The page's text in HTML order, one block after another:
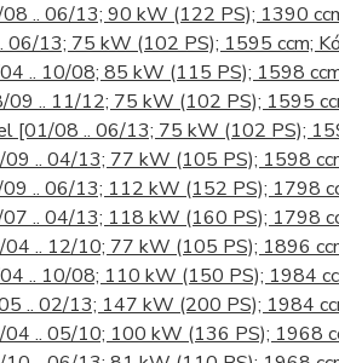
.. 06/13; 90 kW (122 PS); 1390
06/13; 75 kW (102 PS); 1595 ccm;
.. 10/08; 85 kW (115 PS); 1598
09 .. 11/12; 75 kW (102 PS); 1595
[01/08 .. 06/13; 75 kW (102 PS);
.. 04/13; 77 kW (105 PS); 1598
.. 06/13; 112 kW (152 PS); 1798
.. 04/13; 118 kW (160 PS); 1798
.. 12/10; 77 kW (105 PS); 1896
.. 10/08; 110 kW (150 PS); 1984
.. 02/13; 147 kW (200 PS); 1984
.. 05/10; 100 kW (136 PS); 1968